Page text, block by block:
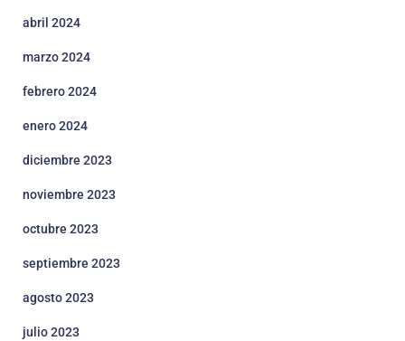
abril 2024
marzo 2024
febrero 2024
enero 2024
diciembre 2023
noviembre 2023
octubre 2023
septiembre 2023
agosto 2023
julio 2023